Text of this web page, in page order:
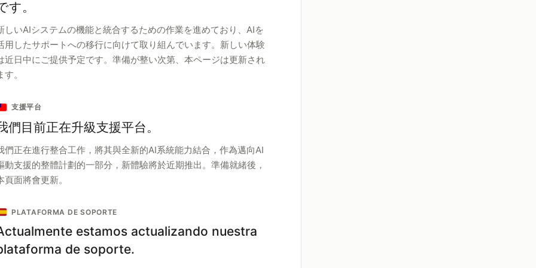
す。
しいAIシステムの機能と統合するための作業を進めており、AIを
用したサポートへの移行に向けて取り組んでいます。新しい体験
近日中にご提供予定です。準備が整い次第、本ページは更新され
す。
支援平台
們目前正在升級支援平台。
們正在進行整合工作，將其與全新的AI系統能力結合，作為邁向AI
動支援的整體計劃的一部分，新體驗將於近期推出。準備就緒後，
頁面將會更新。
PLATAFORMA DE SOPORTE
estamos actualizando nuestra
de soporte.